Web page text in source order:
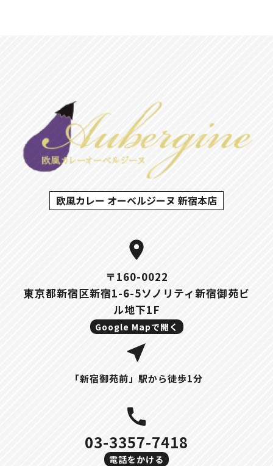
欧風カレー オーベルジーヌ 新宿本店
location_on
〒160-0022
東京都新宿区新宿1-6-5ソノリティ新宿御苑ビ
ル地下1F
Google Mapで開く
near_me
「新宿御苑前」駅から徒歩1分
call
03-3357-7418
電話をかける